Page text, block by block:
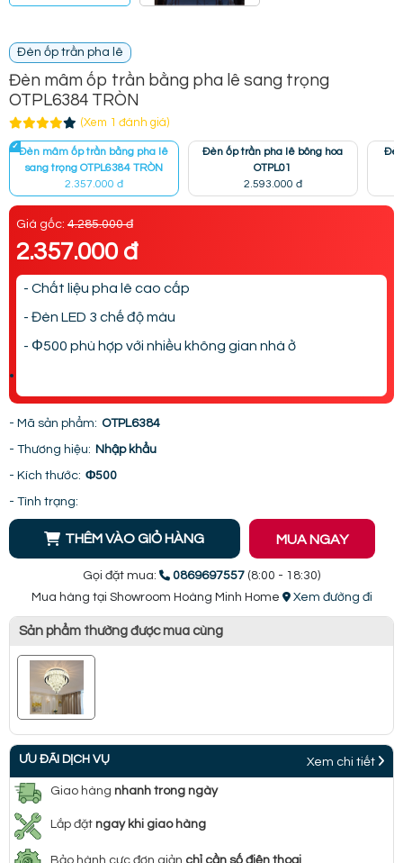
Đèn ốp trần pha lê
Đèn mâm ốp trần bằng pha lê sang trọng
OTPL6384 TRÒN
(Xem 1 đánh giá)
Đèn mâm ốp trần bằng pha lê
sang trọng OTPL6384 TRÒN
2.357.000 đ
Đèn ốp trần pha lê bông hoa
OTPL01
2.593.000 đ
Giá gốc: 4.285.000 đ
2.357.000 đ
- Chất liệu pha lê cao cấp
- Đèn LED 3 chế độ màu
- Φ500 phù hợp với nhiều không gian nhà ở
- Mã sản phẩm: OTPL6384
- Thương hiệu: Nhập khẩu
- Kích thước: Φ500
- Tình trạng:
THÊM VÀO GIỎ HÀNG MUA NGAY
Gọi đặt mua: 0869697557 (8:00 - 18:30)
Mua hàng tại Showroom Hoàng Minh Home
Xem đường đi
Sản phẩm thường được mua cùng
ƯU ĐÃI DỊCH VỤ Xem chi tiết
Giao hàng nhanh trong ngày
Lắp đặt ngay khi giao hàng
Bảo hành cực đơn giản chỉ cần số điện thoại